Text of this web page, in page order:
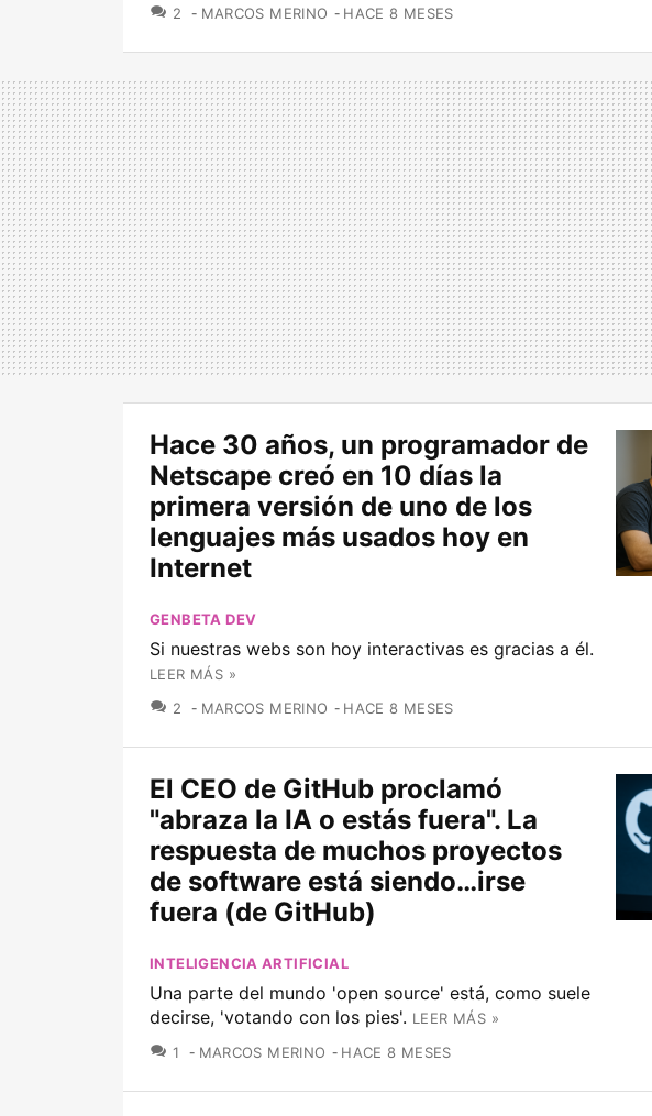
2
COMENTARIOS
MARCOS MERINO HACE 8 MESES
Hace 30 años, un programador de
Netscape creó en 10 días la
primera versión de uno de los
lenguajes más usados hoy en
Internet
GENBETA DEV
Si nuestras webs son hoy interactivas es gracias a él.
LEER MÁS »
2
COMENTARIOS
MARCOS MERINO HACE 8 MESES
El CEO de GitHub proclamó
"abraza la IA o estás fuera". La
respuesta de muchos proyectos
de software está siendo…irse
fuera (de GitHub)
INTELIGENCIA ARTIFICIAL
Una parte del mundo 'open source' está, como suele
decirse, 'votando con los pies'. LEER MÁS »
1
COMENTARIOS
MARCOS MERINO HACE 8 MESES